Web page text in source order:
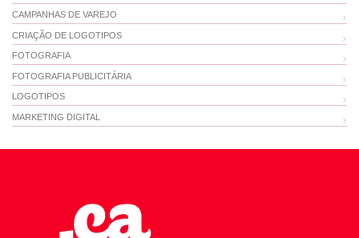
CAMPANHAS DE VAREJO
CRIAÇÃO DE LOGOTIPOS
FOTOGRAFIA
FOTOGRAFIA PUBLICITÁRIA
LOGOTIPOS
MARKETING DIGITAL